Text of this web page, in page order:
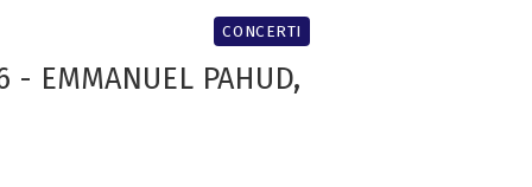
- EMMANUEL PAHUD,
CONCERTI